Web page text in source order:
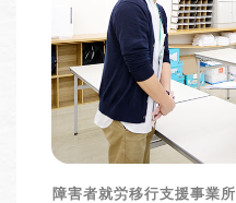
障害者就労移行支援事業所